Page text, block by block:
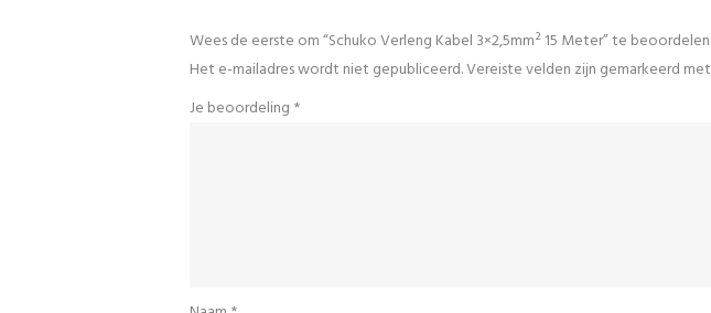
Wees de eerste om “Schuko Verleng Kabel 3×2,5mm² 15 Meter” te beoordelen
Het e-mailadres wordt niet gepubliceerd.Vereiste velden zijn gemarkeerd met
Je beoordeling *